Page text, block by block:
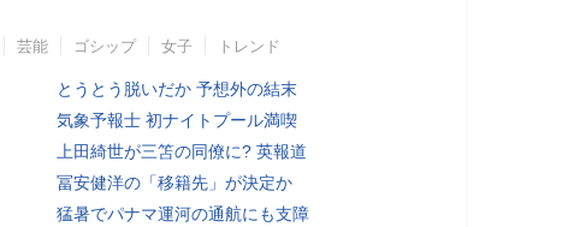
芸能 ゴシップ 女子 トレンド
とうとう脱いだか 予想外の結末
気象予報士 初ナイトプール満喫
上田綺世が三笘の同僚に? 英報道
冨安健洋の「移籍先」が決定か
猛暑でパナマ運河の通航にも支障